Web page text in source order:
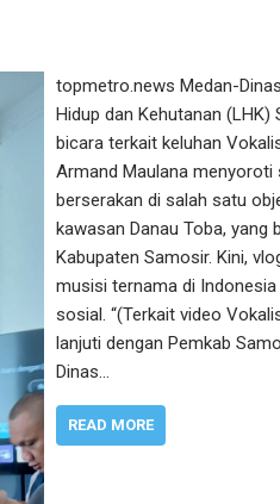
topmetro.news Medan-
Hidup dan Kehutanan (LHK)
bicara terkait keluhan
Armand Maulana menyoroti
berserakan di salah satu
kawasan Danau Toba, yang
Kabupaten Samosir. Kini,
musisi ternama di
sosial. “(Terkait video
lanjuti dengan Pemkab
Dinas…
READ MORE